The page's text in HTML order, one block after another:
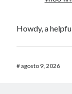
Howdy, a
#agosto 9, 2026